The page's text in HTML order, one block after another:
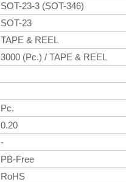
SOT-23-3 (SOT-346)
SOT-23
TAPE & REEL
3000 (Pc.) / TAPE & REEL
Pc.
0.20
-
PB-Free
RoHS